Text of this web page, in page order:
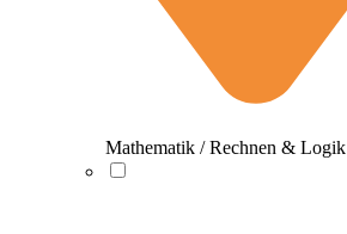
Mathematik / Rechnen & Logik